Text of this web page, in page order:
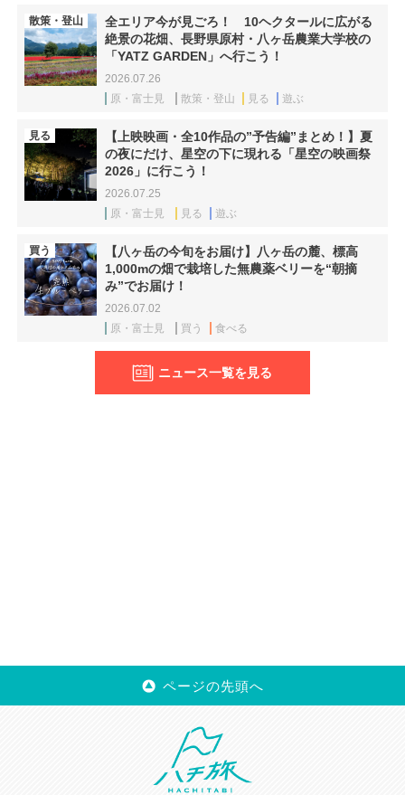
散策・登山
全エリア今が見ごろ！ 10ヘクタールに広がる
絶景の花畑、長野県原村・八ヶ岳農業大学校の
「YATZ GARDEN」へ行こう！
2026.07.26
原・富士見
散策・登山 見る 遊ぶ
見る
【上映映画・全10作品の”予告編”まとめ！】夏
の夜にだけ、星空の下に現れる「星空の映画祭
2026」に行こう！
2026.07.25
原・富士見
見る 遊ぶ
買う
【八ヶ岳の今旬をお届け】八ヶ岳の麓、標高
1,000mの畑で栽培した無農薬ベリーを“朝摘
み”でお届け！
2026.07.02
原・富士見
買う 食べる
ニュース一覧を見る
ページの先頭へ